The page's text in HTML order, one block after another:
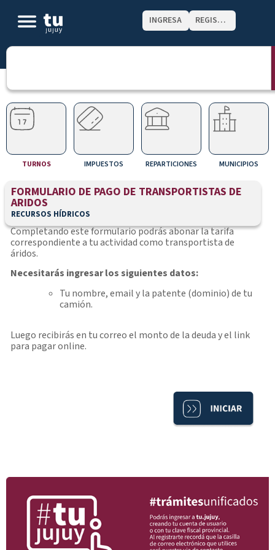
INGRESA REGISTRATE
TURNOS IMPUESTOS REPARTICIONES MUNICIPIOS
FORMULARIO DE PAGO DE TRANSPORTISTAS DE
ARIDOS
RECURSOS HÍDRICOS
Completando este formulario podrás abonar la tarifa
correspondiente a tu actividad como transportista de
áridos.
Necesitarás ingresar los siguientes datos:
Tu nombre, email y la patente (dominio) de tu
camión.
Luego recibirás en tu correo el monto de la deuda y el link
para pagar online.